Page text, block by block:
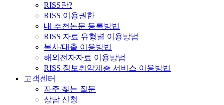
RISS란?
RISS 이용권한
내 추천논문 등록방법
RISS 자료 유형별 이용방법
복사/대출 이용방법
해외전자자료 이용방법
RISS 정보취약계층 서비스 이용방법
고객센터
자주 찾는 질문
상담 신청